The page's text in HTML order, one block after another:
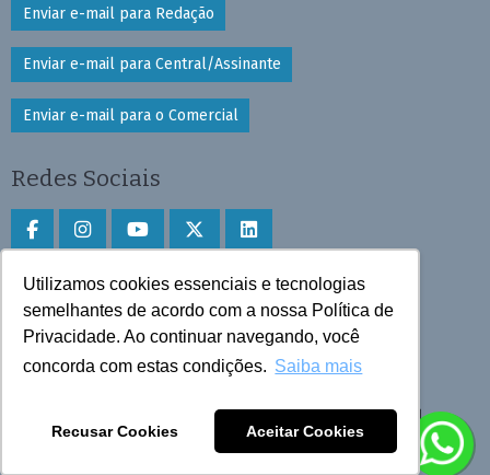
Utilizamos cookies essenciais e tecnologias
semelhantes de acordo com a nossa Política de
Privacidade. Ao continuar navegando, você
concorda com estas condições. Saiba mais
Recusar Cookies Aceitar Cookies
Enviar e-mail para Redação
Enviar e-mail para Central/Assinante
Enviar e-mail para o Comercial
Redes Sociais
Faça download do aplicativo
Play Store e App Store
Todos os direitos reservados © 2025 Cruzeiro do Sul